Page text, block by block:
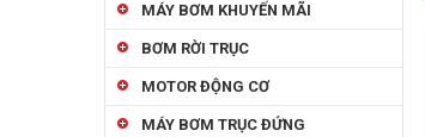
MÁY BƠM KHUYẾN MÃI
BƠM RỜI TRỤC
MOTOR ĐỘNG CƠ
MÁY BƠM TRỤC ĐỨNG